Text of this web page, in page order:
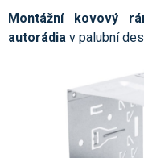
Montážní kovový
autorádia v palubní